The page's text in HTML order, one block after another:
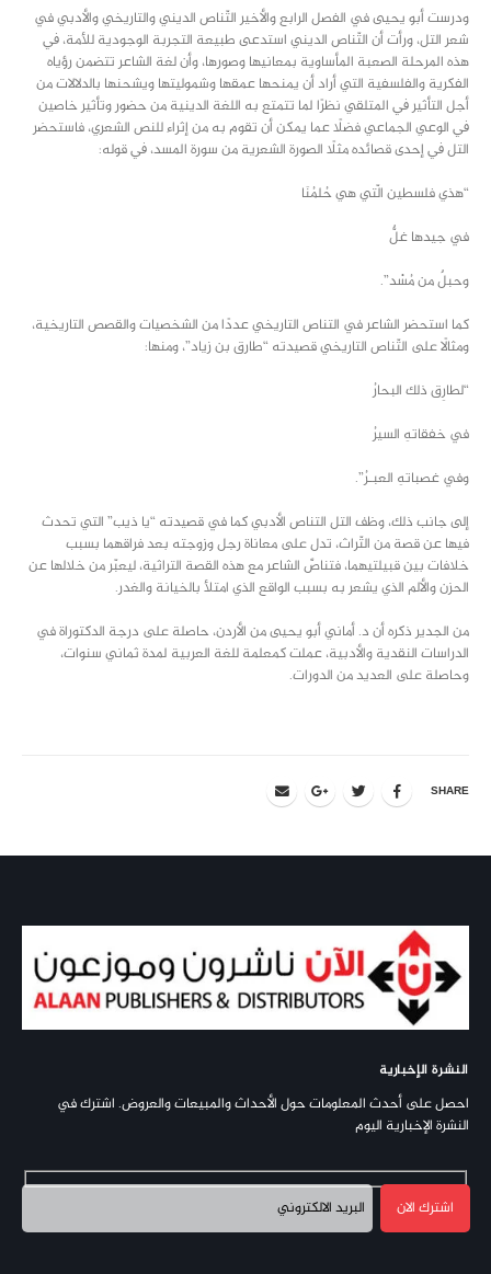
ودرست أبو يحيى في الفصل الرابع والأخير التّناص الديني والتاريخي والأدبي في
شعر التل، ورأت أن التّناص الديني استدعى طبيعة التجربة الوجودية للأمة، ﰲ
هذه المرحلة الصعبة المأساوية بمعانيها وصورها، وأن لغة الشاعر تتضمن رؤياه
الفكرية والفلسفية التي أراد أن يمنحها عمقها وشموليتها ويشحنها بالدلالات من
أجل التأثير ﰲ المتلقي نظرًا لما تتمتع به اللغة الدينية من حضور وتأثير خاصين
ﰲ الوعي الجماعي فضلًا عما يمكن أن تقوم به من إثراء للنص الشعري، فاستحضر
التل ﰲ إحدى قصائده مثلًا الصورة الشعرية من سورة المسد، ﰲ قوله:
“هذي فلسطين الّتي هي حُلمُنَا
في جيدها غلٌّ
وحبلٌ من مُسْد”.
كما استحضر الشاعر في التناص التاريخي عددًا من الشخصيات والقصص التاريخية،
ومثالًا على التّناص التاريخي قصيدته “طارق بن زياد”، ومنها:
“لطارِق ذلك البحارُ
في خفقاتهِ السيرُ
وفي غصباتهِ العبـرُ”.
إلى جانب ذلك، وظف التل التناص الأدبي كما في قصيدته “يا ذيب” التي تحدث
فيها عن قصة من التّراث، تدل على معاناة رجل وزوجته بعد فراقهما بسبب
خلافات بين قبيلتيهما، فتناصَّ الشاعر مع هذه القصة التراثية، ليعبّر من خلالها عن
الحزن والألم الذي يشعر به بسبب الواقع الذي امتلأ بالخيانة والغدر.
من الجدير ذكره أن د. أماني أبو يحيى من الأردن، حاصلة على درجة الدكتوراة في
الدراسات النقدية والأدبية، عملت كمعلمة للغة العربية لمدة ثماني سنوات،
وحاصلة على العديد من الدورات.
SHARE
النشرة الإخبارية
احصل على أحدث المعلومات حول الأحداث والمبيعات والعروض. اشترك في
النشرة الإخبارية اليوم